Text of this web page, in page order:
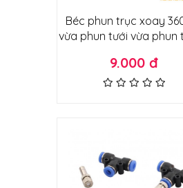
Béc phun trục xoay
vừa phun tưới vừa phun
9.000 đ